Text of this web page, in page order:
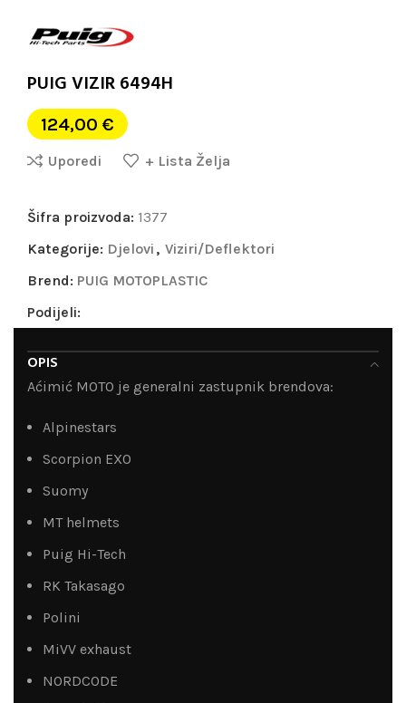
PUIG VIZIR 6494H
124,00 €
Uporedi + Lista Želja
Šifra proizvoda: 1377
Kategorije: Djelovi , Viziri/Deflektori
Brend: PUIG MOTOPLASTIC
Podijeli:
OPIS
Aćimić MOTO je generalni zastupnik brendova:
Alpinestars
Scorpion EXO
Suomy
MT helmets
Puig Hi-Tech
RK Takasago
Polini
MiVV exhaust
NORDCODE